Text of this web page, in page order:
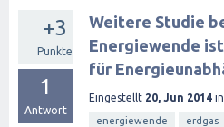
+3
Punkte
1
Antwort
Weitere Studie
Energiewende
für
Eingestellt 20, Jun 2014 in
energiewende
erdgas